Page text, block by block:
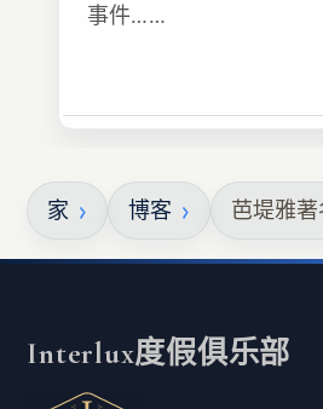
事件……
家 博客 芭堤雅
Interlux度假俱乐部